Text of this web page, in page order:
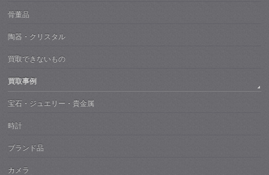
骨董品
陶器・クリスタル
買取できないもの
買取事例
宝石・ジュエリー・貴金属
時計
ブランド品
カメラ